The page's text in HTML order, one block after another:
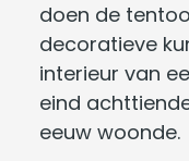
doen de
decoratieve
interieur van
eind
eeuw woonde.